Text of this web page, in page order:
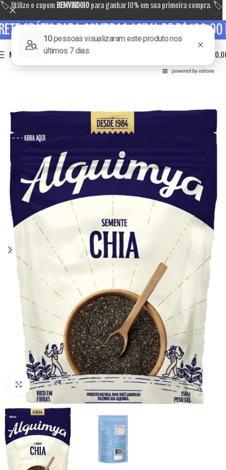
GRÁTIS PARA COMPRAS ACIMA DE R$ 199,00
MENU
Clique para ampliar
🏷 Utilize o cupomBEMVINDO10para ganhar 10% em sua primeira compra. 🏷